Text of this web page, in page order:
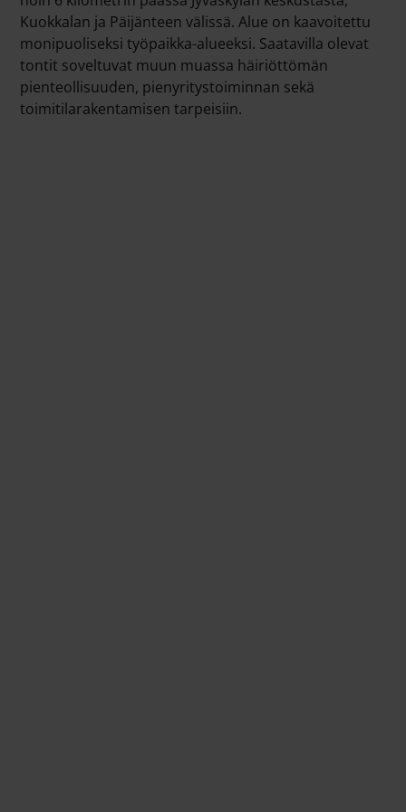
Kuokkalan ja Päijänteen välissä. Alue on kaavoitettu
monipuoliseksi työpaikka-alueeksi. Saatavilla olevat
tontit soveltuvat muun muassa häiriöttömän
pienteollisuuden, pienyritystoiminnan sekä
toimitilarakentamisen tarpeisiin.